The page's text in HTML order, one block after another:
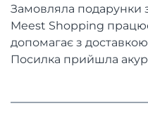
Замовляла подарунки
Meest Shopping
допомагає з
Посилка прийшла